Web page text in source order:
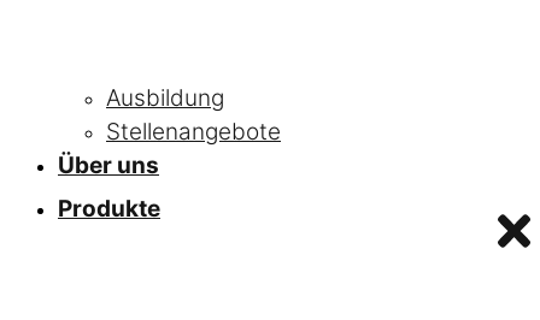
Ausbildung
Stellenangebote
Über uns
Produkte